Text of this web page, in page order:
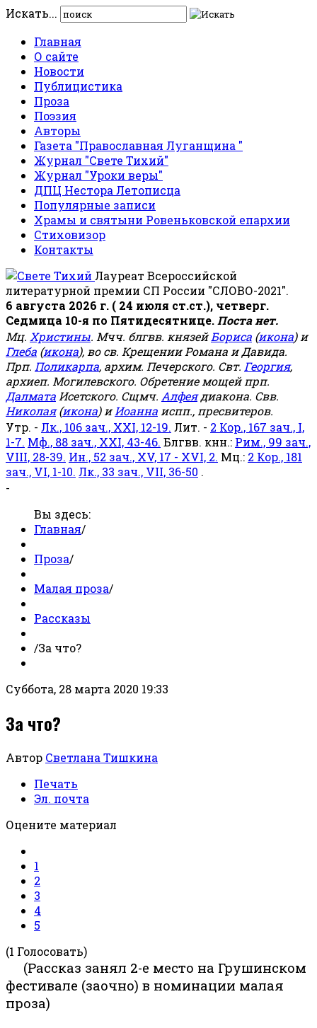
Искать...
Главная
О сайте
Новости
Публицистика
Проза
Поэзия
Авторы
Газета "Православная Луганщина "
Журнал "Свете Тихий"
Журнал "Уроки веры"
ДПЦ Нестора Летописца
Популярные записи
Храмы и святыни Ровеньковской епархии
Стиховизор
Контакты
Лауреат Всероссийской
литературной премии СП России "СЛОВО-2021".
6 августа 2026 г. ( 24 июля ст.ст.), четверг.
Седмица 10-я по Пятидесятнице. Поста нет.
Мц. Христины. Мчч. блгвв. князейБориса (икона) и
Глеба (икона), во св. Крещении Романа и Давида.
Прп. Поликарпа, архим. Печерского. Свт. Георгия,
архиеп. Могилевского. Обретение мощей прп.
Далмата Исетского. Сщмч. Алфеядиакона. Свв.
Николая(икона) иИоанна испп., пресвитеров.
Утр. - Лк., 106 зач., XXI, 12-19. Лит. - 2 Кор., 167 зач., I,
1-7. Мф., 88 зач., XXI, 43-46. Блгвв. кнн.: Рим., 99 зач.,
VIII, 28-39. Ин., 52 зач., XV, 17 - XVI, 2. Мц.: 2 Кор., 181
зач., VI, 1-10. Лк., 33 зач., VII, 36-50 .
-
Вы здесь:
Главная/
Проза/
Малая проза/
Рассказы
/За что?
Суббота, 28 марта 2020 19:33
За что?
Автор Светлана Тишкина
Печать
Эл. почта
Оцените материал
1
2
3
4
5
(1 Голосовать)
(Рассказ занял 2-е место на Грушинском
фестивале (заочно) в номинации малая
проза)